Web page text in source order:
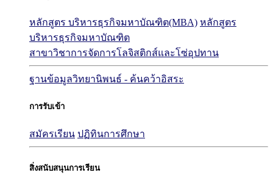
หลักสูตร บริหารธุรกิจมหาบัณฑิต(MBA) หลักสูตร
บริหารธุรกิจมหาบัณฑิต
สาขาวิชาการจัดการโลจิสติกส์และโซ่อุปทาน
ฐานข้อมูลวิทยานิพนธ์ - ค้นคว้าอิสระ
การรับเข้า
สมัครเรียน ปฏิทินการศึกษา
สิ่งสนับสนุนการเรียน